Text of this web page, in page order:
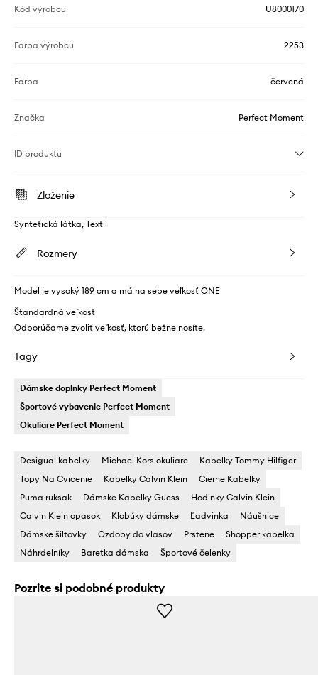
Kód výrobcu U8000170
Farba výrobcu 2253
Farba červená
Značka Perfect Moment
ID produktu
Zloženie
Syntetická látka, Textil
Rozmery
Model je vysoký 189 cm a má na sebe veľkosť ONE
Štandardná veľkosť
Odporúčame zvoliť veľkosť, ktorú bežne nosíte.
Tagy
Dámske doplnky Perfect Moment
Športové vybavenie Perfect Moment
Okuliare Perfect Moment
Desigual kabelky Michael Kors okuliare
Kabelky Tommy Hilfiger
Topy Na Cvicenie
Kabelky Calvin Klein
Cierne Kabelky
Puma ruksak
Dámske Kabelky Guess
Hodinky Calvin Klein
Calvin Klein opasok
Klobúky dámske Ľadvinka
Náušnice
Dámske šiltovky
Ozdoby do vlasov Prstene
Shopper kabelka
Náhrdelníky
Baretka dámska Športové čelenky
Pozrite si podobné produkty